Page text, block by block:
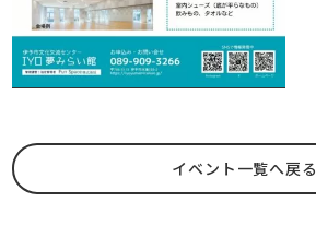
イベント一覧へ戻る